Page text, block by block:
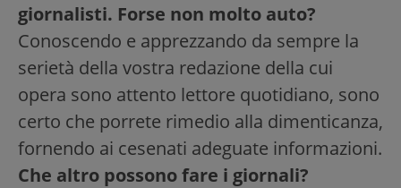
giornalisti. Forse non molto auto?
Conoscendo e apprezzando da sempre la
serietà della vostra redazione della cui
opera sono attento lettore quotidiano, sono
certo che porrete rimedio alla dimenticanza,
fornendo ai cesenati adeguate informazioni.
Che altro possono fare i giornali?